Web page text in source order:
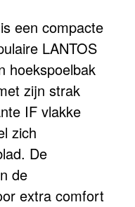
een compacte
LANTOS
hoekspoelbak
zijn strak
IF vlakke
zich
De
de
extra comfort